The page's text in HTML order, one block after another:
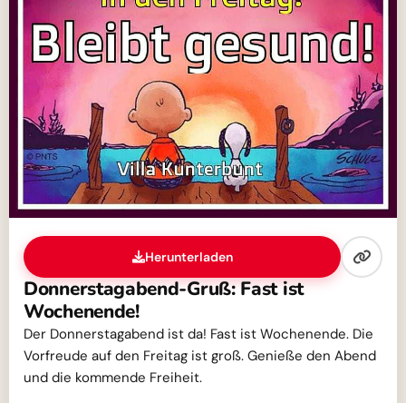
Herunterladen
Donnerstagabend-Gruß: Fast ist
Wochenende!
Der Donnerstagabend ist da! Fast ist Wochenende. Die
Vorfreude auf den Freitag ist groß. Genieße den Abend
und die kommende Freiheit.